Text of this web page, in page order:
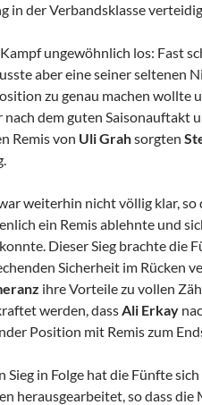
in der Verbandsklasse
ungewöhnlich los: Fast
aber eine seiner seltenen
zu genau machen wollte
nach dem guten Saisonauftakt
Remis von Uli Grahsorgten
weiterhin nicht völlig klar, so
ein Remis ablehnte und
Dieser Sieg brachte die
Sicherheit im Rücken
ihre Vorteile zu vollen
werden, dassAli Erkay
Position mit Remis zum
in Folge hat die Fünfte
herausgearbeitet, so dass